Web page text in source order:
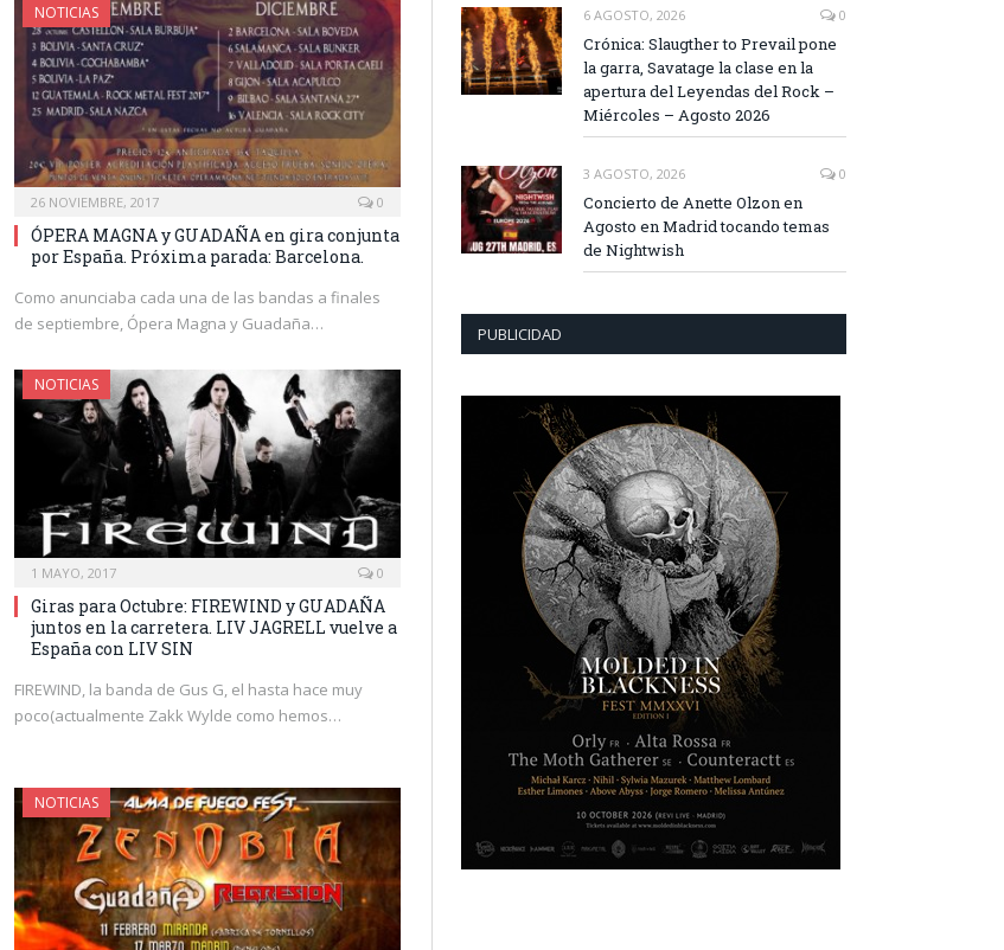
NOTICIAS
26 NOVIEMBRE, 2017 0
ÓPERA MAGNA y GUADAÑA en gira conjunta
por España. Próxima parada: Barcelona.
Como anunciaba cada una de las bandas a finales
de septiembre, Ópera Magna y Guadaña…
NOTICIAS
1 MAYO, 2017 0
Giras para Octubre: FIREWIND y GUADAÑA
juntos en la carretera. LIV JAGRELL vuelve a
España con LIV SIN
FIREWIND, la banda de Gus G, el hasta hace muy
poco(actualmente Zakk Wylde como hemos…
NOTICIAS
6 AGOSTO, 2026 0
Crónica: Slaugther to Prevail pone
la garra, Savatage la clase en la
apertura del Leyendas del Rock –
Miércoles – Agosto 2026
3 AGOSTO, 2026 0
Concierto de Anette Olzon en
Agosto en Madrid tocando temas
de Nightwish
PUBLICIDAD